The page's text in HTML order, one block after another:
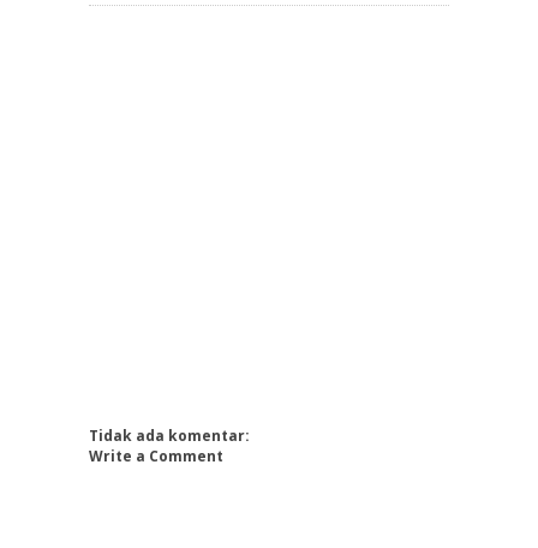
Tidak ada komentar:
Write a Comment